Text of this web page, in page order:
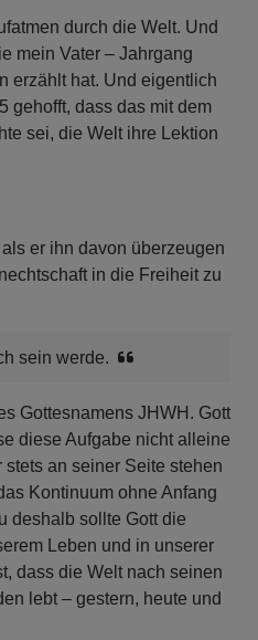
durch die Welt. Und
mein Vater – Jahrgang
erzählt hat. Und eigentlich
gehofft, dass das mit dem
sei, die Welt ihre Lektion
er ihn davon überzeugen
in die Freiheit zu
sein werde.
Gottesnamens JHWH. Gott
diese Aufgabe nicht alleine
an seiner Seite stehen
Kontinuum ohne Anfang
deshalb sollte Gott die
Leben und in unserer
dass die Welt nach seinen
lebt – gestern, heute und